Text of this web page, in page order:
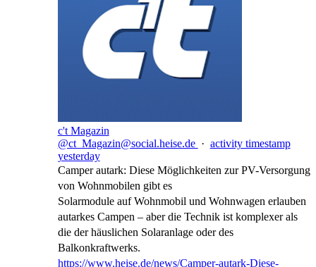
c't Magazin
@ct_Magazin@social.heise.de · activity timestamp
yesterday
Camper autark: Diese Möglichkeiten zur PV-Versorgung
von Wohnmobilen gibt es
Solarmodule auf Wohnmobil und Wohnwagen erlauben
autarkes Campen – aber die Technik ist komplexer als
die der häuslichen Solaranlage oder des
Balkonkraftwerks.
https://www.heise.de/news/Camper-autark-Diese-